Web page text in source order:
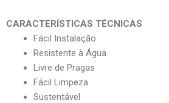
CARACTERÍSTICAS TÉCNICAS
Fácil Instalação
Resistente à Água
Livre de Pragas
Fácil Limpeza
Sustentável